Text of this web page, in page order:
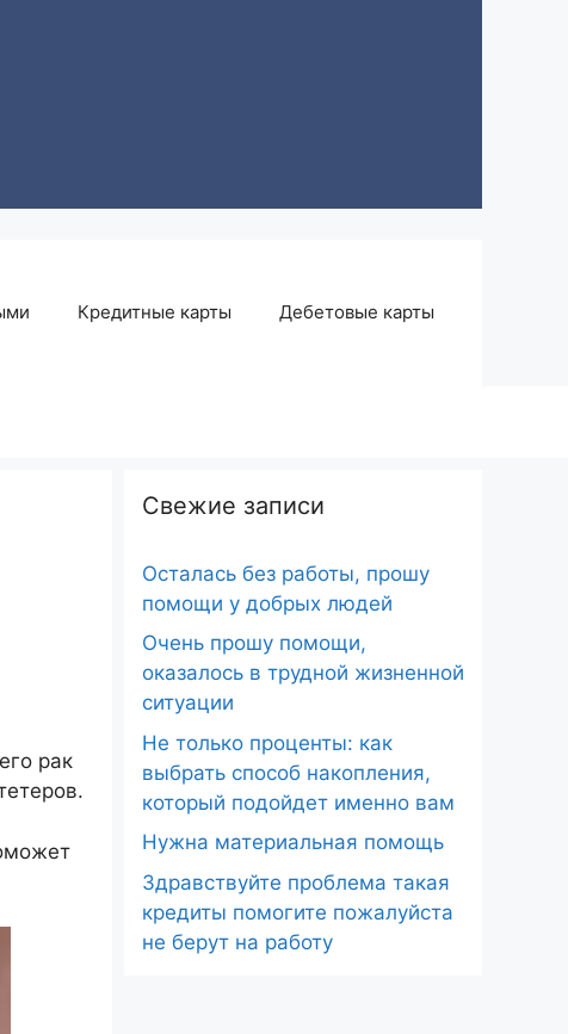
Кредитные карты Дебетовые карты
рак
Свежие записи
Осталась без работы, прошу
помощи у добрых людей
Очень прошу помощи,
оказалось в трудной жизненной
ситуации
Не только проценты: как
выбрать способ накопления,
который подойдет именно вам
Нужна материальная помощь
Здравствуйте проблема такая
кредиты помогите пожалуйста
не берут на работу